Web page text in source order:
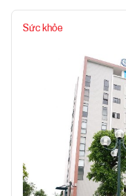
Sức khỏe